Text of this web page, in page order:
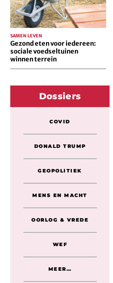
terrein
Gezond eten voor iedereen:
sociale voedseltuinen
winnen terrein
SAMEN LEVEN
Dossiers
COVID
DONALD TRUMP
GEOPOLITIEK
MENS EN MACHT
OORLOG & VREDE
WEF
MEER…